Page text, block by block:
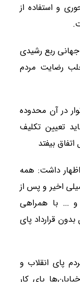
و استفاده از
ربع رشیدی
رضایت مردم
شهرسازی به حضور ۲۰ خانوار در آن محدوده
تعیین تکلیف
بیفتد
داشت: همه
اخیر و پس از
و ... با همراهی
بدون قرارداد پای
پای انقلاب و
پای کار